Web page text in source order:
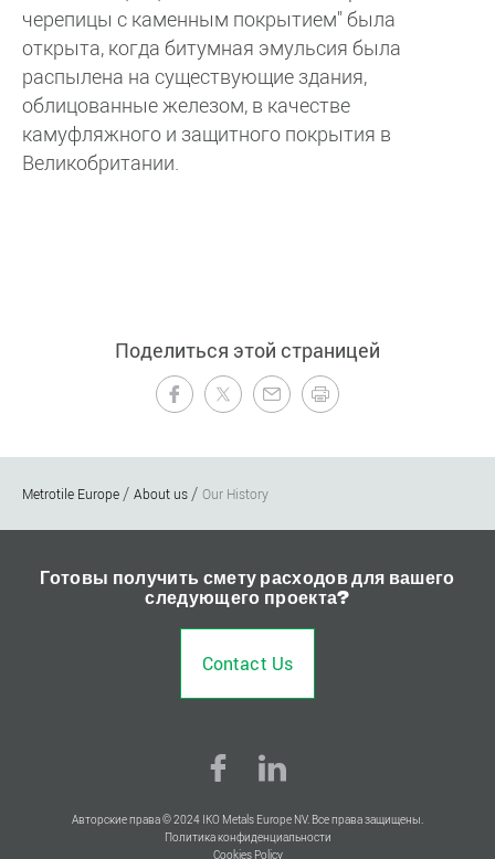
черепицы с каменным покрытием" была
открыта, когда битумная эмульсия была
распылена на существующие здания,
облицованные железом, в качестве
камуфляжного и защитного покрытия в
Великобритании.
Поделиться этой страницей
Metrotile Europe About us Our History
Готовы получить смету расходов для вашего
следующего проекта?
Contact Us
Авторские права © 2024 IKO Metals Europe NV. Все права защищены.
Политика конфиденциальности
Cookies Policy